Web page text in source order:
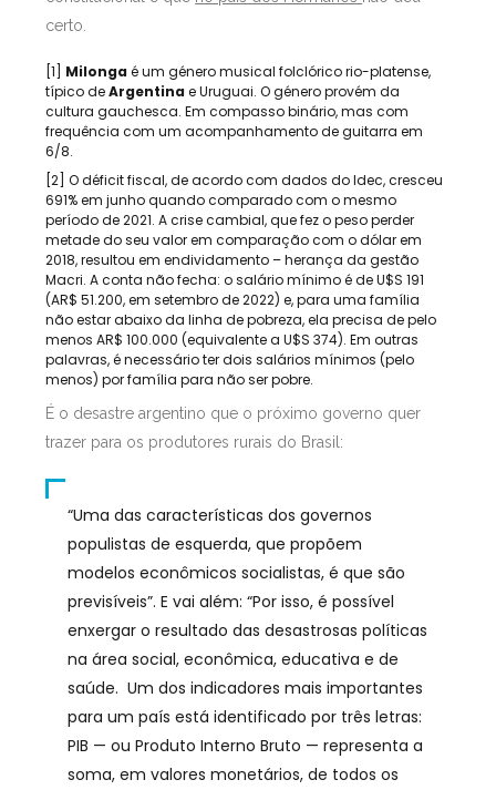
certo.
[1] Milonga é um género musical folclórico rio-platense,
típico deArgentina e Uruguai. O género provém da
cultura gauchesca. Em compasso binário, mas com
frequência com um acompanhamento de guitarra em
6/8.
[2] O déficit fiscal, de acordo com dados do Idec, cresceu
691% em junho quando comparado com o mesmo
período de 2021. A crise cambial, que fez o peso perder
metade do seu valor em comparação com o dólar em
2018, resultou em endividamento – herança da gestão
Macri. A conta não fecha: o salário mínimo é de U$S 191
(AR$ 51.200, em setembro de 2022) e, para uma família
não estar abaixo da linha de pobreza, ela precisa de pelo
menos AR$ 100.000 (equivalente a U$S 374). Em outras
palavras, é necessário ter dois salários mínimos (pelo
menos) por família para não ser pobre.
É o desastre argentino que o próximo governo quer
trazer para os produtores rurais do Brasil:
“Uma das características dos governos
populistas de esquerda, que propõem
modelos econômicos socialistas, é que são
previsíveis”. E vai além: “Por isso, é possível
enxergar o resultado das desastrosas políticas
na área social, econômica, educativa e de
saúde. Um dos indicadores mais importantes
para um país está identificado por três letras:
PIB — ou Produto Interno Bruto — representa a
soma, em valores monetários, de todos os